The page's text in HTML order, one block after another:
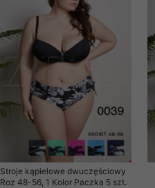
Stroje kąpielowe dwuczęściowy
Roz 48-56, 1 Kolor Paczka 5 szt.